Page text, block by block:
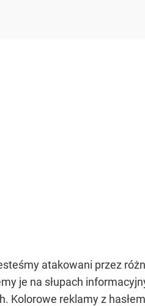
atakowani przez
je na słupach
reklamy z